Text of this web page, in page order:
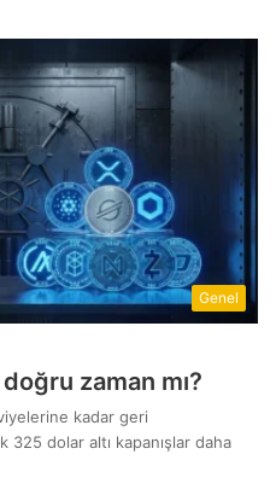
Genel
zaman mı?
kadar geri
dolar altı kapanışlar daha